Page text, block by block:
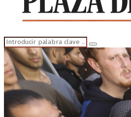
Search
for:
Search